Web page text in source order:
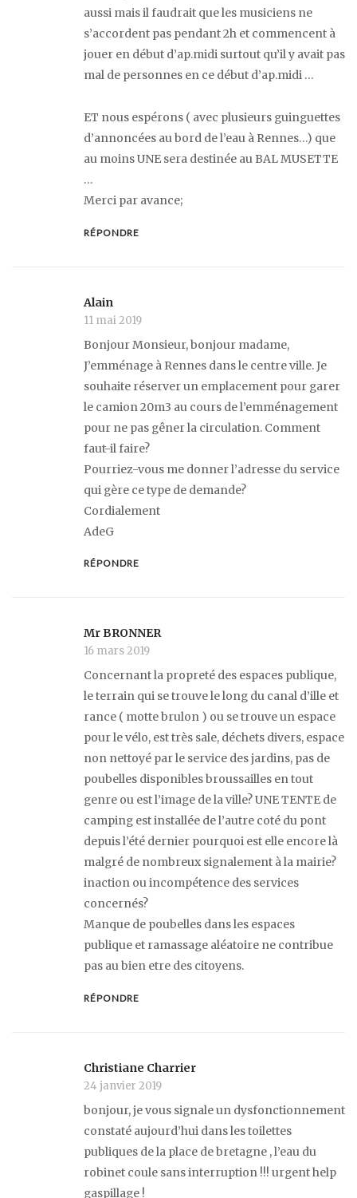
aussi mais il faudrait que les musiciens ne
s’accordent pas pendant 2h et commencent à
jouer en début d’ap.midi surtout qu’il y avait pas
mal de personnes en ce début d’ap.midi …
ET nous espérons ( avec plusieurs guinguettes
d’annoncées au bord de l’eau à Rennes…) que
au moins UNE sera destinée au BAL MUSETTE
…
Merci par avance;
RÉPONDRE
Alain
11 mai 2019
Bonjour Monsieur, bonjour madame,
J’emménage à Rennes dans le centre ville. Je
souhaite réserver un emplacement pour garer
le camion 20m3 au cours de l’emménagement
pour ne pas gêner la circulation. Comment
faut-il faire?
Pourriez-vous me donner l’adresse du service
qui gère ce type de demande?
Cordialement
AdeG
RÉPONDRE
Mr BRONNER
16 mars 2019
Concernant la propreté des espaces publique,
le terrain qui se trouve le long du canal d’ille et
rance ( motte brulon ) ou se trouve un espace
pour le vélo, est très sale, déchets divers, espace
non nettoyé par le service des jardins, pas de
poubelles disponibles broussailles en tout
genre ou est l’image de la ville? UNE TENTE de
camping est installée de l’autre coté du pont
depuis l’été dernier pourquoi est elle encore là
malgré de nombreux signalement à la mairie?
inaction ou incompétence des services
concernés?
Manque de poubelles dans les espaces
publique et ramassage aléatoire ne contribue
pas au bien etre des citoyens.
RÉPONDRE
Christiane Charrier
24 janvier 2019
bonjour, je vous signale un dysfonctionnement
constaté aujourd’hui dans les toilettes
publiques de la place de bretagne , l’eau du
robinet coule sans interruption !!! urgent help
gaspillage !